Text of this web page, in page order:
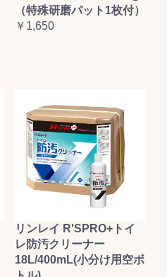
（特殊研磨パット1枚付）
￥1,650
リンレイ R'SPRO+トイ
レ防汚クリーナー
18L/400mL(小分け用空ボ